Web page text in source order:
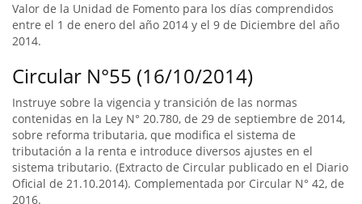
Valor de la Unidad de Fomento para los días comprendidos
entre el 1 de enero del año 2014 y el 9 de Diciembre del año
2014.
Circular N°55 (16/10/2014)
Instruye sobre la vigencia y transición de las normas
contenidas en la Ley N° 20.780, de 29 de septiembre de 2014,
sobre reforma tributaria, que modifica el sistema de
tributación a la renta e introduce diversos ajustes en el
sistema tributario. (Extracto de Circular publicado en el Diario
Oficial de 21.10.2014). Complementada por Circular N° 42, de
2016.